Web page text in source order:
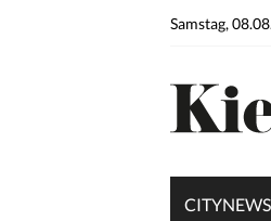
Samstag,
CITYNEWS